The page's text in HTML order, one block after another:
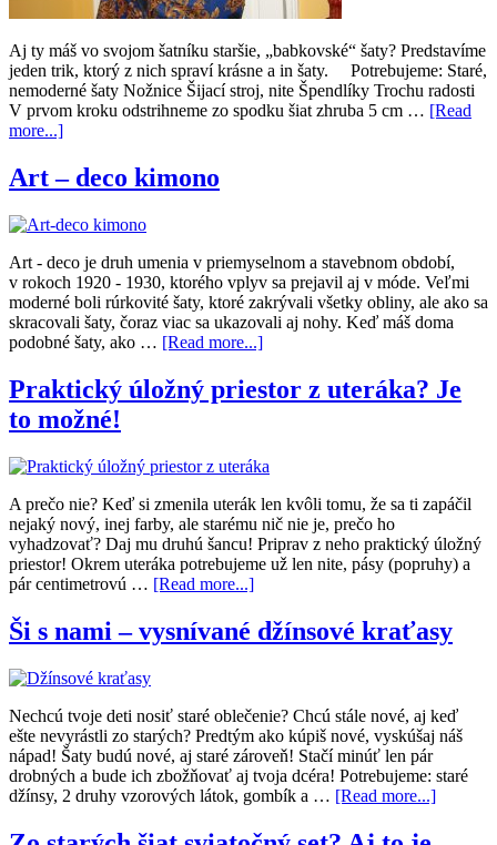
Aj ty máš vo svojom šatníku staršie, „babkovské“ šaty? Predstavíme
jeden trik, ktorý z nich spraví krásne a in šaty. Potrebujeme: Staré,
nemoderné šaty Nožnice Šijací stroj, nite Špendlíky Trochu radosti
V prvom kroku odstrihneme zo spodku šiat zhruba 5 cm … [Read
more...]
Art – deco kimono
Art - deco je druh umenia v priemyselnom a stavebnom období,
v rokoch 1920 - 1930, ktorého vplyv sa prejavil aj v móde. Veľmi
moderné boli rúrkovité šaty, ktoré zakrývali všetky obliny, ale ako sa
skracovali šaty, čoraz viac sa ukazovali aj nohy. Keď máš doma
podobné šaty, ako … [Read more...]
Praktický úložný priestor z uteráka? Je
to možné!
A prečo nie? Keď si zmenila uterák len kvôli tomu, že sa ti zapáčil
nejaký nový, inej farby, ale starému nič nie je, prečo ho
vyhadzovať? Daj mu druhú šancu! Priprav z neho praktický úložný
priestor! Okrem uteráka potrebujeme už len nite, pásy (popruhy) a
pár centimetrovú … [Read more...]
Ši s nami – vysnívané džínsové kraťasy
Nechcú tvoje deti nosiť staré oblečenie? Chcú stále nové, aj keď
ešte nevyrástli zo starých? Predtým ako kúpiš nové, vyskúšaj náš
nápad! Šaty budú nové, aj staré zároveň! Stačí minúť len pár
drobných a bude ich zbožňovať aj tvoja dcéra! Potrebujeme: staré
džínsy, 2 druhy vzorových látok, gombík a … [Read more...]